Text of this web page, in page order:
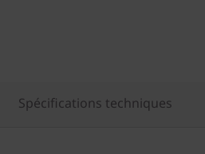
Spécifications techniques